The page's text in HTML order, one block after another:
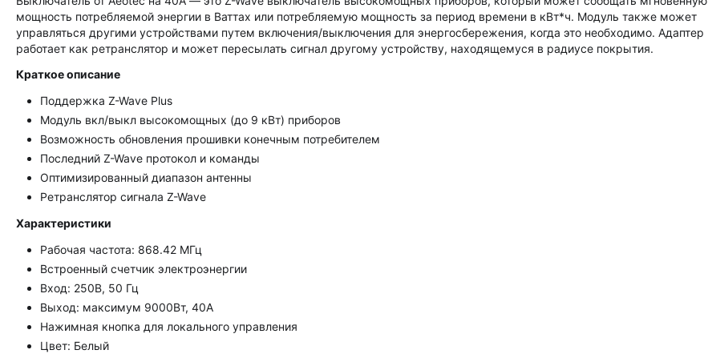
мощность потребляемой энергии в Ваттах или потребляемую мощность за период времени в кВт*ч. Модуль также может
управляться другими устройствами путем включения/выключения для энергосбережения, когда это необходимо. Адаптер
работает как ретранслятор и может пересылать сигнал другому устройству, находящемуся в радиусе покрытия.
Краткое описание
Поддержка Z-Wave Plus
Модуль вкл/выкл высокомощных (до 9 кВт) приборов
Возможность обновления прошивки конечным потребителем
Последний Z-Wave протокол и команды
Оптимизированный диапазон антенны
Ретранслятор сигнала Z-Wave
Xарактеристики
Рабочая частота: 868.42 МГц
Встроенный счетчик электроэнергии
Вход: 250В, 50 Гц
Выход: максимум 9000Вт, 40А
Нажимная кнопка для локального управления
Цвет: Белый